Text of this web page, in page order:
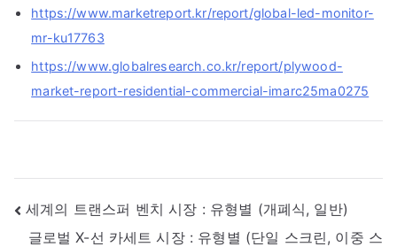
https://www.marketreport.kr/report/global-led-monitor-
mr-ku17763
https://www.globalresearch.co.kr/report/plywood-
market-report-residential-commercial-imarc25ma0275
글
세계의 트랜스퍼 벤치 시장 : 유형별 (개폐식, 일반)
글로벌 X-선 카세트 시장 : 유형별 (단일 스크린, 이중 스